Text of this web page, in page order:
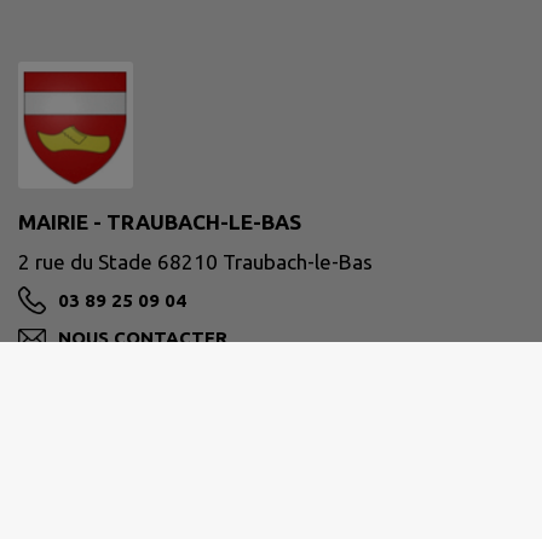
MAIRIE - TRAUBACH-LE-BAS
2 rue du Stade 68210 Traubach-le-Bas
03 89 25 09 04
NOUS CONTACTER